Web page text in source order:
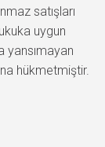
satışları
uygun
yansımayan
hükmetmiştir.